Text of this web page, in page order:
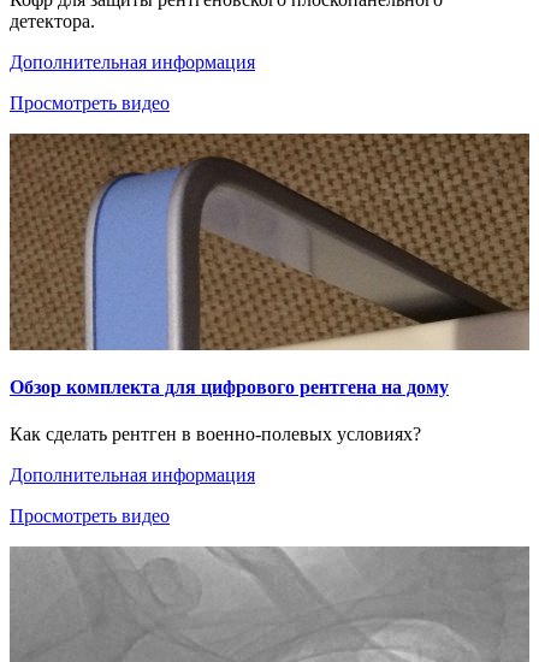
детектора.
Дополнительная информация
Просмотреть видео
Обзор комплекта для цифрового рентгена на дому
Как сделать рентген в военно-полевых условиях?
Дополнительная информация
Просмотреть видео